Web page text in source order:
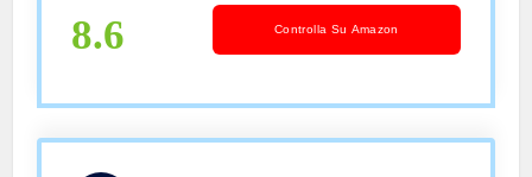
8.6 Controlla Su Amazon